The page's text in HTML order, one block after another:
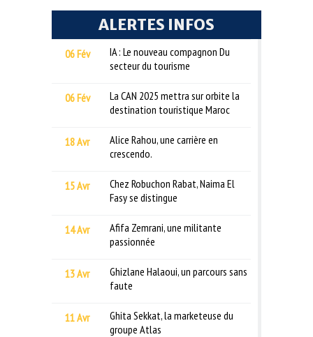
ALERTES INFOS
06 Fév
IA : Le nouveau compagnon Du
secteur du tourisme
06 Fév
La CAN 2025 mettra sur orbite la
destination touristique Maroc
18 Avr
Alice Rahou, une carrière en
crescendo.
15 Avr
Chez Robuchon Rabat, Naima El
Fasy se distingue
14 Avr
Afifa Zemrani, une militante
passionnée
13 Avr
Ghizlane Halaoui, un parcours sans
faute
11 Avr
Ghita Sekkat, la marketeuse du
groupe Atlas